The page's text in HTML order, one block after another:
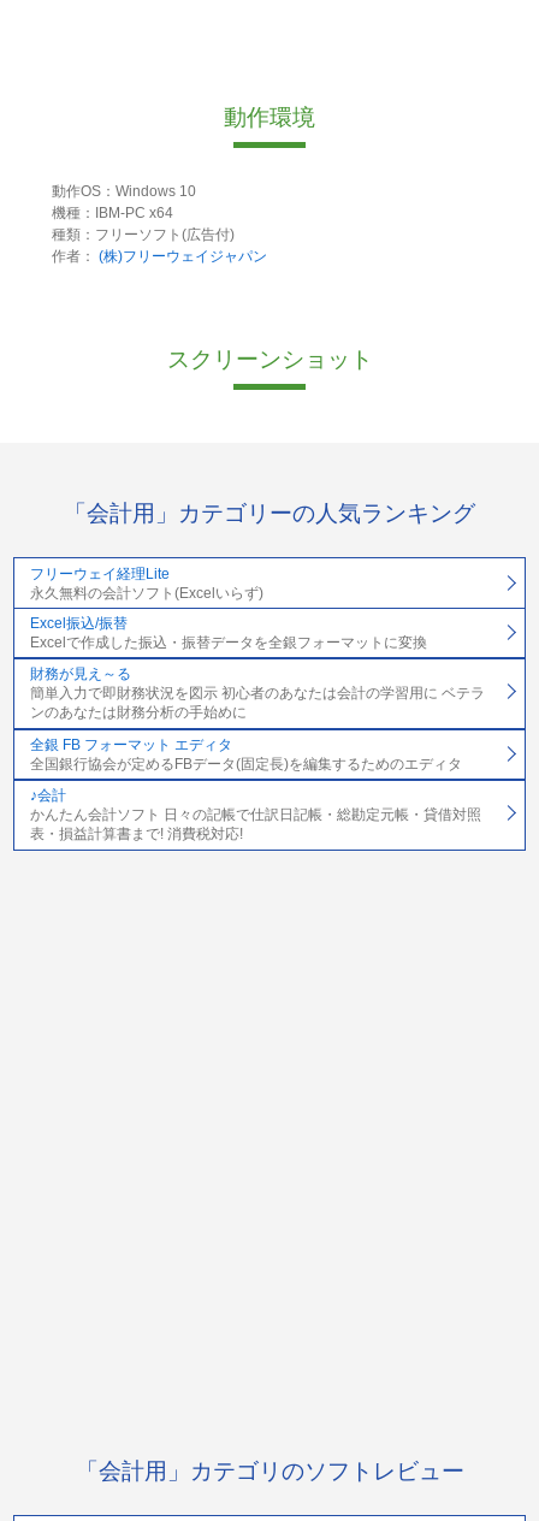
動作環境
動作OS：Windows 10
機種：IBM-PC x64
種類：フリーソフト(広告付)
作者： (株)フリーウェイジャパン
スクリーンショット
「会計用」カテゴリーの人気ランキング
フリーウェイ経理Lite
永久無料の会計ソフト(Excelいらず)
Excel振込/振替
Excelで作成した振込・振替データを全銀フォーマットに変換
財務が見え～る
簡単入力で即財務状況を図示 初心者のあなたは会計の学習用に ベテラ
ンのあなたは財務分析の手始めに
全銀 FB フォーマット エディタ
全国銀行協会が定めるFBデータ(固定長)を編集するためのエディタ
♪会計
かんたん会計ソフト 日々の記帳で仕訳日記帳・総勘定元帳・貸借対照
表・損益計算書まで! 消費税対応!
「会計用」カテゴリのソフトレビュー